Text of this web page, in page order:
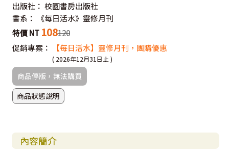
出版社： 校園書房出版社
書系：
《每日活水》靈修月刊
特價 NT 108120
促銷專案：
【每日活水】靈修月刊，團購優惠
( 2026年12月31日止 )
商品停版，無法購買
商品狀態說明
內容簡介